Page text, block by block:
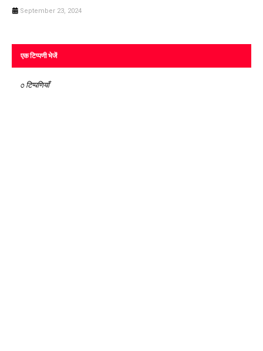
September 23, 2024
एक टिप्पणी भेजें
0 टिप्पणियाँ